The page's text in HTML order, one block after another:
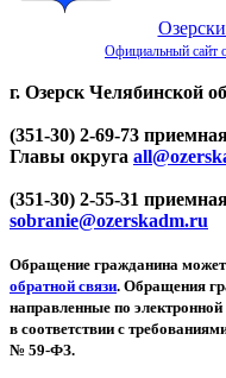
Официальный сайт
г. Озерск Челябинской
(351-30) 2-69-73
Главы округа
(351-30) 2-55-31
sobranie@ozerskadm.ru
Обращение гражданина может
обратной связи. Обращения
направленные по электронной
в соответствии с
№ 59-ФЗ.